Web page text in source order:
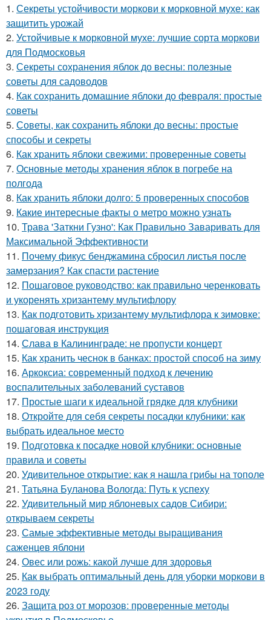
1. Секреты устойчивости моркови к морковной мухе: как
защитить урожай
2. Устойчивые к морковной мухе: лучшие сорта моркови
для Подмосковья
3. Секреты сохранения яблок до весны: полезные
советы для садоводов
4. Как сохранить домашние яблоки до февраля: простые
советы
5. Советы, как сохранить яблоки до весны: простые
способы и секреты
6. Как хранить яблоки свежими: проверенные советы
7. Основные методы хранения яблок в погребе на
полгода
8. Как хранить яблоки долго: 5 проверенных способов
9. Какие интересные факты о метро можно узнать
10. Трава 'Заткни Гузно': Как Правильно Заваривать для
Максимальной Эффективности
11. Почему фикус бенджамина сбросил листья после
замерзания? Как спасти растение
12. Пошаговое руководство: как правильно черенковать
и укоренять хризантему мультифлору
13. Как подготовить хризантему мультифлора к зимовке:
пошаговая инструкция
14. Слава в Калининграде: не пропусти концерт
15. Как хранить чеснок в банках: простой способ на зиму
16. Аркоксиа: современный подход к лечению
воспалительных заболеваний суставов
17. Простые шаги к идеальной грядке для клубники
18. Откройте для себя секреты посадки клубники: как
выбрать идеальное место
19. Подготовка к посадке новой клубники: основные
правила и советы
20. Удивительное открытие: как я нашла грибы на тополе
21. Татьяна Буланова Вологда: Путь к успеху
22. Удивительный мир яблоневых садов Сибири:
открываем секреты
23. Самые эффективные методы выращивания
саженцев яблони
24. Овес или рожь: какой лучше для здоровья
25. Как выбрать оптимальный день для уборки моркови в
2023 году
26. Защита роз от морозов: проверенные методы